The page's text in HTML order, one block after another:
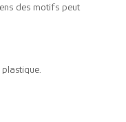
des motifs peut